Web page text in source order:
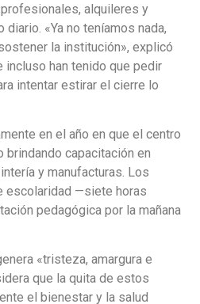
alquileres y
«Ya no teníamos nada,
la institución», explicó
incluso han tenido que pedir
intentar estirar el cierre lo
en el año en que el centro
brindando capacitación en
y manufacturas. Los
escolaridad —siete horas
pedagógica por la mañana
«tristeza, amargura e
que la quita de estos
el bienestar y la salud